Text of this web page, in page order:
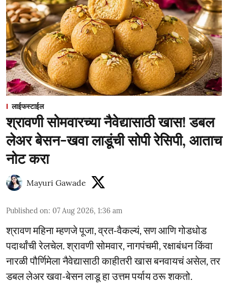
लाईफस्टाईल
श्रावणी सोमवारच्या नैवेद्यासाठी खास! डबल
लेअर बेसन-खवा लाडूंची सोपी रेसिपी, आताच
नोट करा
Mayuri Gawade
Published on: 07 Aug 2026, 1:36 am
श्रावण महिना म्हणजे पूजा, व्रत-वैकल्यं, सण आणि गोडधोड
पदार्थांची रेलचेल. श्रावणी सोमवार, नागपंचमी, रक्षाबंधन किंवा
नारळी पौर्णिमेला नैवेद्यासाठी काहीतरी खास बनवायचं असेल, तर
डबल लेअर खवा-बेसन लाडू हा उत्तम पर्याय ठरू शकतो.